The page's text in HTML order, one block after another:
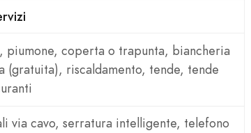
piumone, coperta o trapunta, biancheria
riscaldamento, tende, tende
via cavo, serratura intelligente, telefono